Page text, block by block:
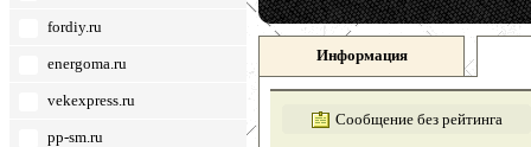
fordiy.ru
energoma.ru
vekexpress.ru
pp-sm.ru
Информация
Сообщение без рейтинга